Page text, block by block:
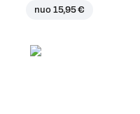
nuo 15,95 €